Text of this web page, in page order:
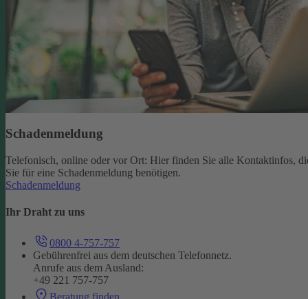
Schadenmeldung
Telefonisch, online oder vor Ort: Hier finden Sie alle Kontaktinfos,
Sie für eine Schadenmeldung benötigen.
Schadenmeldung
Ihr Draht zu uns
0800 4-757-757
Gebührenfrei aus dem deutschen Telefonnetz.
Anrufe aus dem Ausland:
+49 221 757-757